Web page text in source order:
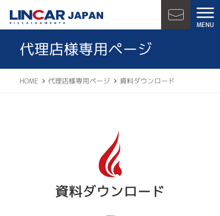
MENU
代理店様専用ページ
HOME 代理店様専用ページ 資料ダウンロード
資料ダウンロード